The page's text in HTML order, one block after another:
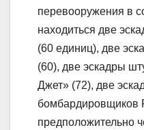
перевооружения в
находиться две
(60 единиц), две
(60), две эскадры
Джет» (72), две
бомбардировщиков
предположительно